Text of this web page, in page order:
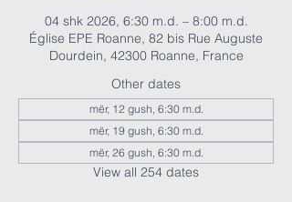
04 shk 2026, 6:30 m.d. – 8:00 m.d.
Église EPE Roanne, 82 bis Rue Auguste
Dourdein, 42300 Roanne, France
Other dates
mër, 12 gush, 6:30 m.d.
mër, 19 gush, 6:30 m.d.
mër, 26 gush, 6:30 m.d.
View all 254 dates